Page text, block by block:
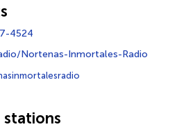
4524
Nortenas-Inmortales-Radio
stations